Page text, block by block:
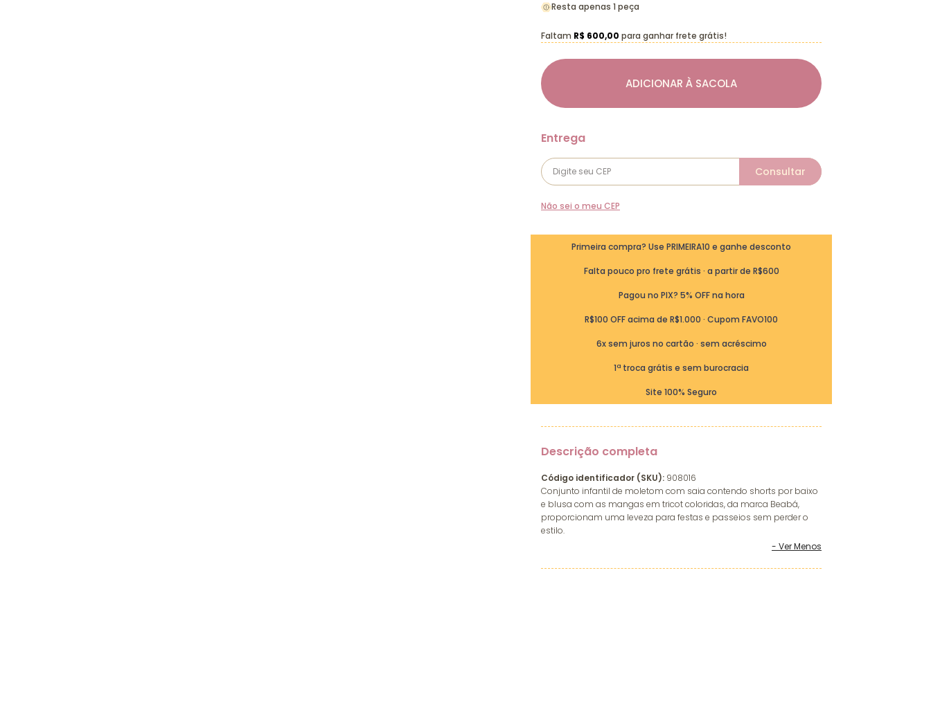
ADICIONAR À SACOLA
Resta apenas 1 peça
Faltam R$ 600,00 para ganhar frete grátis!
Não sei o meu CEP
Primeira compra? Use PRIMEIRA10 e ganhe desconto
Falta pouco pro frete grátis · a partir de R$600
Pagou no PIX? 5% OFF na hora
R$100 OFF acima de R$1.000 · Cupom FAVO100
6x sem juros no cartão · sem acréscimo
1ª troca grátis e sem burocracia
Site 100% Seguro
Descrição completa
Código identificador (SKU): 908016
Conjunto infantil de moletom com saia contendo shorts por baixo
e blusa com as mangas em tricot coloridas, da marca Beabá,
proporcionam uma leveza para festas e passeios sem perder o
estilo.